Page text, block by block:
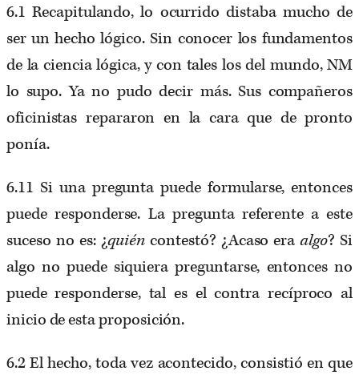
6.1 Recapitulando, lo ocurrido distaba mucho de
ser un hecho lógico. Sin conocer los fundamentos
de la ciencia lógica, y con tales los del mundo, NM
lo supo. Ya no pudo decir más. Sus compañeros
oficinistas repararon en la cara que de pronto
ponía.
6.11 Si una pregunta puede formularse, entonces
puede responderse. La pregunta referente a este
suceso no es: ¿quién contestó? ¿Acaso eraalgo? Si
algo no puede siquiera preguntarse, entonces no
puede responderse, tal es el contra recíproco al
inicio de esta proposición.
6.2 El hecho, toda vez acontecido, consistió en que